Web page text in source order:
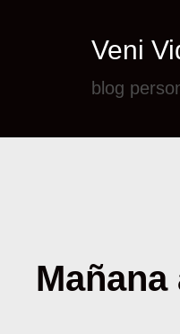
Veni
blog